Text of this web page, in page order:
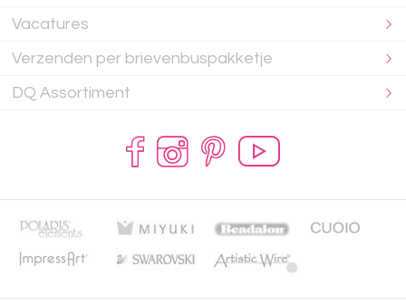
Vacatures
Verzenden per brievenbuspakketje
DQ Assortiment